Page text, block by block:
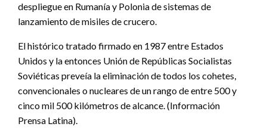
despliegue en Rumanía y Polonia de sistemas de
lanzamiento de misiles de crucero.
El histórico tratado firmado en 1987 entre Estados
Unidos y la entonces Unión de Repúblicas Socialistas
Soviéticas preveía la eliminación de todos los cohetes,
convencionales o nucleares de un rango de entre 500 y
cinco mil 500 kilómetros de alcance. (Información
Prensa Latina).